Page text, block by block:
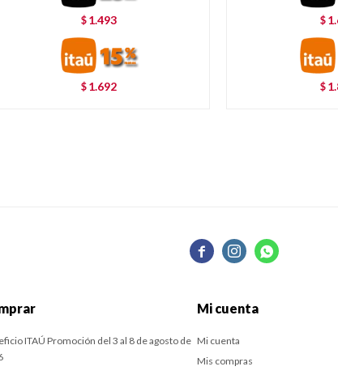
$ 1.493
$ 1.692
$
$
  
ITAÚ Promoción del 3 al 8 de agosto de
Mi cuenta
Mi cuenta
Mis compras